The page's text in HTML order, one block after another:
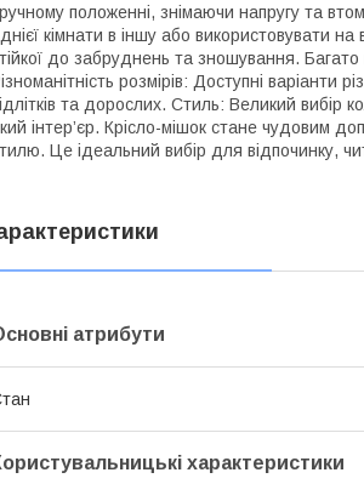
положенні, знімаючи напругу та
кімнати в іншу або використовувати
до забруднень та зношування.
розмірів: Доступні варіанти
та дорослих. Стиль: Великий вибір
інтер’єр. Крісло-мішок стане чудовим
Це ідеальний вибір для відпочинку,
атрибути
характеристики